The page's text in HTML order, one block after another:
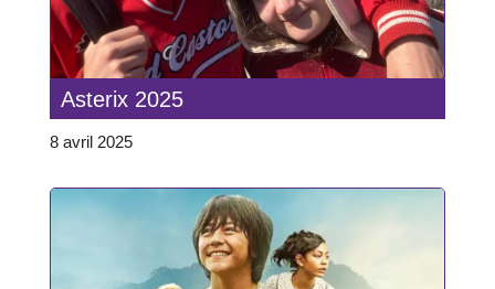
Asterix 2025
8 avril 2025